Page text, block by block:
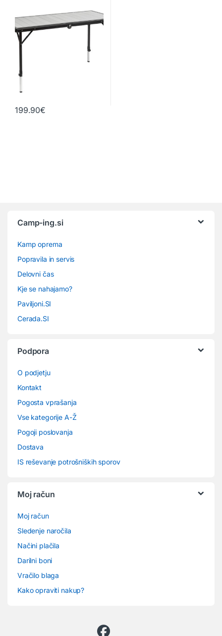
199.90€
Camp-ing.si
Kamp oprema
Popravila in servis
Delovni čas
Kje se nahajamo?
Paviljoni.SI
Cerada.SI
Podpora
O podjetju
Kontakt
Pogosta vprašanja
Vse kategorije A-Ž
Pogoji poslovanja
Dostava
IS reševanje potrošniških sporov
Moj račun
Moj račun
Sledenje naročila
Načini plačila
Darilni boni
Vračilo blaga
Kako opraviti nakup?